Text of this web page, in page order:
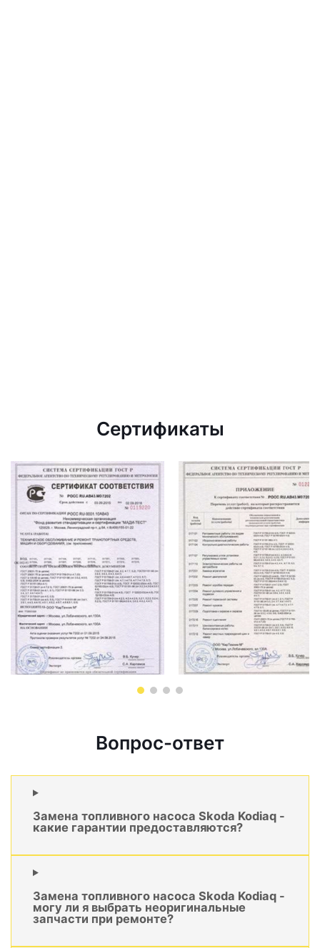
Сертификаты
Вопрос-ответ
Замена топливного насоса Skoda Kodiaq -
какие гарантии предоставляются?
Замена топливного насоса Skoda Kodiaq -
могу ли я выбрать неоригинальные
запчасти при ремонте?